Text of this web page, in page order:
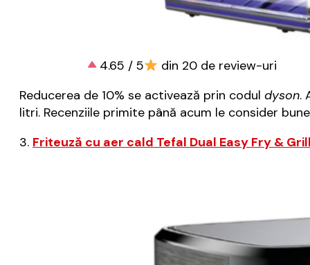
4.65 / 5
din 20 de review-uri
Reducerea de 10% se activează prin codul dyson.
litri. Recenziile primite până acum le consider
3. Friteuză cu aer cald Tefal Dual Easy Fry &